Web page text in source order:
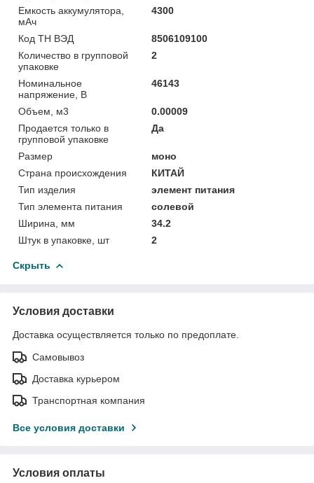
Емкость аккумулятора,
мАч
4300
Код ТН ВЭД
8506109100
Количество в групповой
упаковке
2
Номинальное
напряжение, В
46143
Объем, м3
0.00009
Продается только в
групповой упаковке
Да
Размер
моно
Страна происхождения
КИТАЙ
Тип изделия
элемент питания
Тип элемента питания
солевой
Ширина, мм
34.2
Штук в упаковке, шт
2
Скрыть
Условия доставки
Доставка осуществляется только по предоплате.
Самовывоз
Доставка курьером
Транспортная компания
Все условия доставки
Условия оплаты